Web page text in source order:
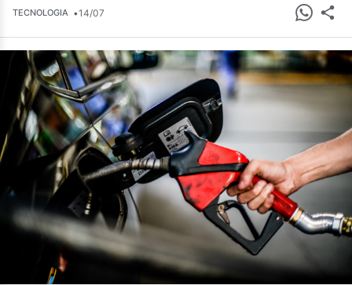
TECNOLOGIA •14/07